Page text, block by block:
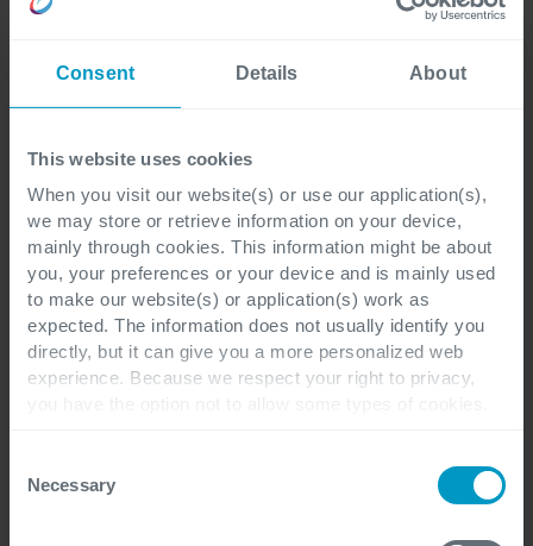
Consent Details About
This website uses cookies
When you visit our website(s) or use our application(s),
we may store or retrieve information on your device,
mainly through cookies. This information might be about
you, your preferences or your device and is mainly used
to make our website(s) or application(s) work as
expected. The information does not usually identify you
directly, but it can give you a more personalized web
experience. Because we respect your right to privacy,
you disable certain cookies, you should be aware that
certain website or application elements may be impacted
Selection
Necessary
helpen je graag een dataplatform vorm te geven
Dieter Van Noten
More of Dieter Van Noten articles